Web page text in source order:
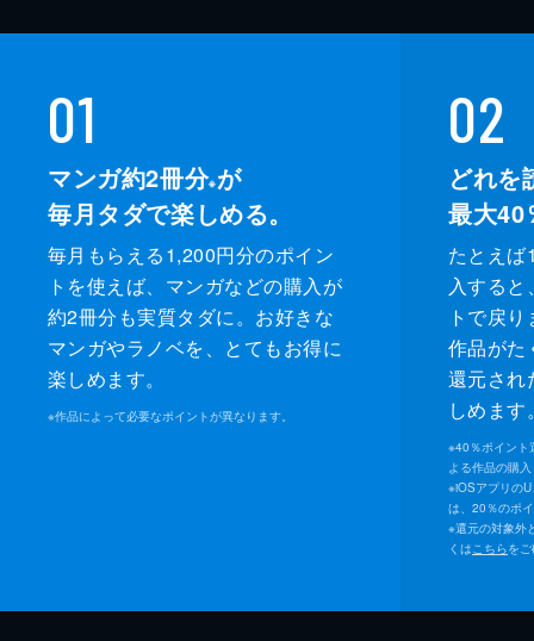
01
マンガ約2冊分※が
毎月タダで楽しめる。
毎月もらえる1,200円分のポイン
トを使えば、マンガなどの購入が
約2冊分も実質タダに。お好きな
マンガやラノベを、とてもお得に
楽しめます。
※作品によって必要なポイントが異なります。
02
どれを
最大40
たとえ
入する
トで戻
作品がた
還元され
しめます
※40％ポイント
よる作品の購
※iOSアプリの
は、20％のポ
※還元の対象外
くはこちらを